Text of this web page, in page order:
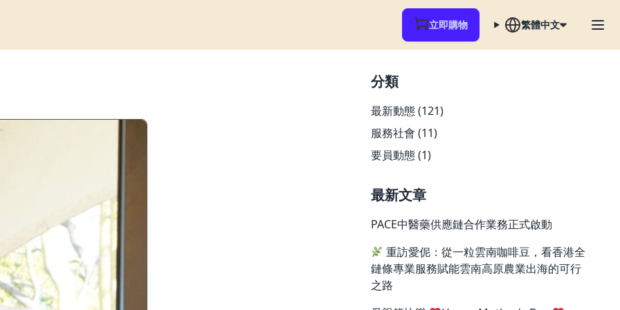
立即購物 繁體中文
分類
最新動態(121)
服務社會 (11)
要員動態(1)
最新文章
PACE中醫藥供應鏈合作業務正式啟動
重訪愛伲：從一粒雲南咖啡豆，看香港全
鏈條專業服務賦能雲南高原農業出海的可行
之路